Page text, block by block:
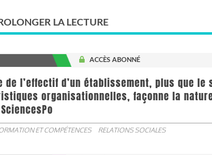
LA LECTURE
ACCÈS ABONNÉ
de l’effectif d’un établissement, plus que le
organisationnelles, façonne la
ET COMPÉTENCES RELATIONS SOCIALES